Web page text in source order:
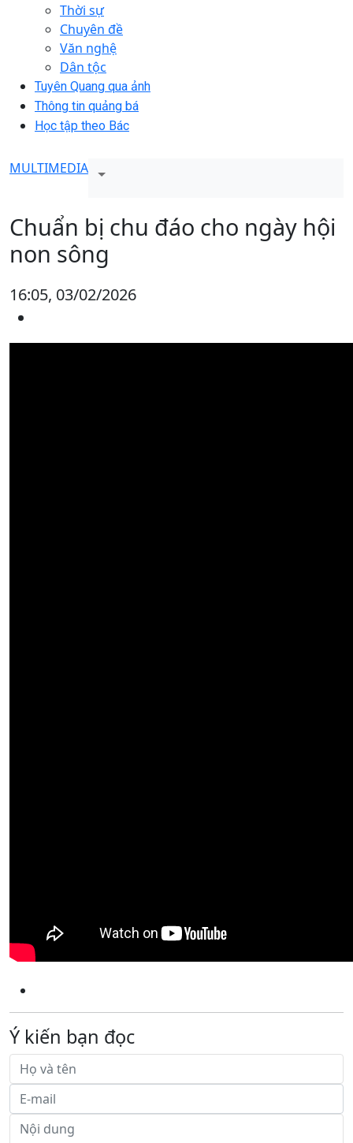
Thời sự
Chuyên đề
Văn nghệ
Dân tộc
Tuyên Quang qua ảnh
Thông tin quảng bá
Học tập theo Bác
MULTIMEDIA
Chuẩn bị chu đáo cho ngày hội
non sông
16:05, 03/02/2026
Ý kiến bạn đọc